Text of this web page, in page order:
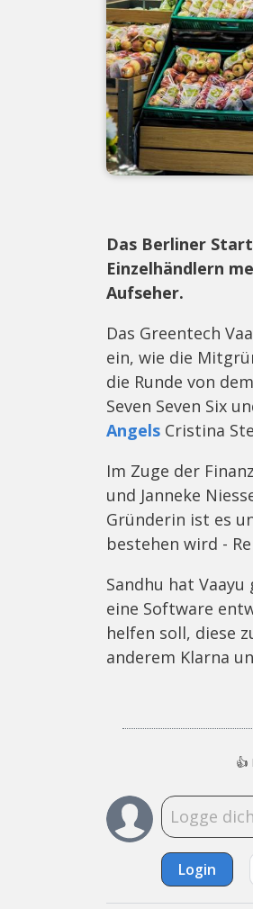
Das Berliner
Einzelhändlern
Aufseher.
Das Greentech
ein, wie die
die Runde von
Seven Seven Six
Angels Cristina
Im Zuge der
und Janneke
Gründerin ist es
bestehen wird -
Sandhu hat
eine Software
helfen soll, diese
anderem Klarna
👍
Login